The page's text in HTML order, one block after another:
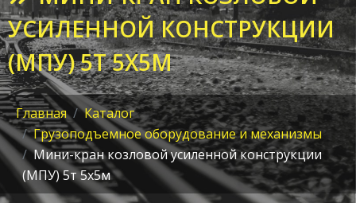
УСИЛЕННОЙ КОНСТРУКЦИИ
(МПУ) 5Т 5Х5М
Главная
Каталог
Грузоподъемное оборудование и механизмы
Мини-кран козловой усиленной конструкции
(МПУ) 5т 5х5м